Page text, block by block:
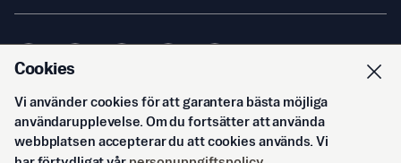
© Svenska Epoch Times AB2026
Cookies
Vi använder cookies för att garantera bästa möjliga
användarupplevelse. Om du fortsätter att använda
webbplatsen accepterar du att cookies används. Vi